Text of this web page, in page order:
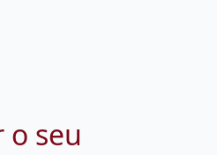
seu